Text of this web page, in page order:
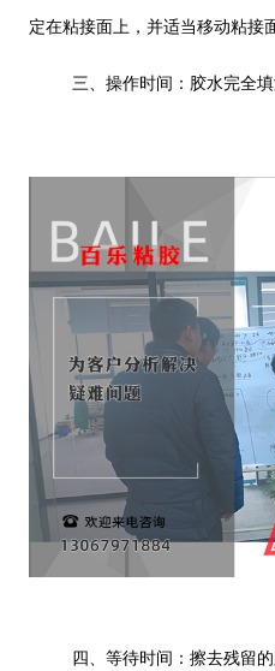
定在粘接面上，并适当移动粘接
三、操作时间：胶水完全
四、等待时间：擦去残留